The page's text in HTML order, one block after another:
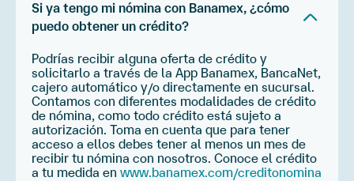
Si ya tengo mi nómina con Banamex, ¿cómo
puedo obtener un crédito?
Podrías recibir alguna oferta de crédito y
solicitarlo a través de la App Banamex, BancaNet,
cajero automático y/o directamente en sucursal.
Contamos con diferentes modalidades de crédito
de nómina, como todo crédito está sujeto a
autorización. Toma en cuenta que para tener
acceso a ellos debes tener al menos un mes de
recibir tu nómina con nosotros. Conoce el crédito
a tu medida en www.banamex.com/creditonomina